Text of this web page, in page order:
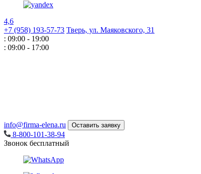
4,6
+7 (958) 193-57-73 Тверь, ул. Маяковского, 31
: 09:00 - 19:00
: 09:00 - 17:00
info@firma-elena.ru Оставить заявку
8-800-101-38-94
Звонок бесплатный